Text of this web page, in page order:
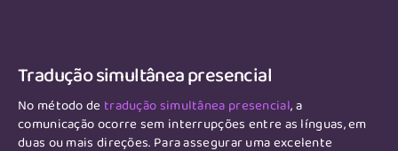
Tradução simultânea presencial
No método de tradução simultânea presencial, a
comunicação ocorre sem interrupções entre as línguas, em
duas ou mais direções. Para assegurar uma excelente